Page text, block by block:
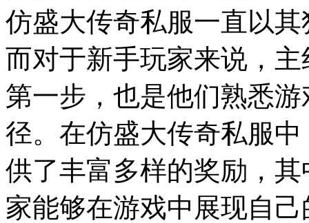
仿盛大传奇私服一直以
而对于新手玩家来说，
第一步，也是他们熟悉
径。在仿盛大传奇私服
供了丰富多样的奖励，
家能够在游戏中展现自